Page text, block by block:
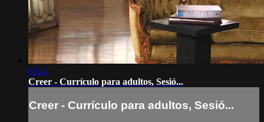
15:41
Creer - Currículo para adultos, Sesió...
Creer - Currículo para adultos, Sesió...